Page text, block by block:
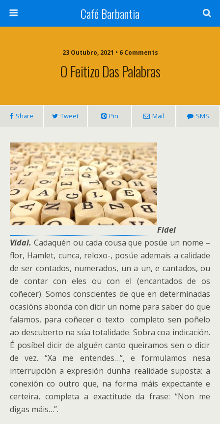
Café Barbantia
23 Outubro, 2021 • 6 Comments
O Feitizo Das Palabras
Share Tweet Pin Mail SMS
Fidel
Vidal. Cadaquén ou cada cousa que posúe un nome –
flor, Hamlet, cunca, reloxo-, posúe ademais a calidade
de ser contados, numerados, un a un, e cantados, ou
de contar con eles ou con el (encantados de os
coñecer). Somos conscientes de que en determinadas
ocasións abonda con dicir un nome para saber do que
falamos, para coñecer o texto completo sen poñelo
ao descuberto na súa totalidade. Sobra coa indicación.
É posíbel dicir de alguén canto queiramos sen o dicir
de vez. “Xa me entendes…”, e formulamos nesa
interrupción a expresión dunha realidade suposta: a
conexión co outro que, na forma máis expectante e
certeira, completa a exactitude da frase: “Non me
digas máis…”.